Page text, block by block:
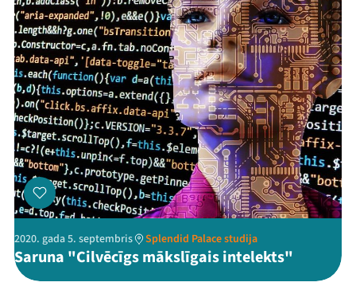
Veikals
Kontakti
ThreadsFacebookYoutube
X Instagram
Flick TikTok
2020. gada 5. septembris Splendid Palace studija
Saruna "Cilvēcīgs mākslīgais intelekts"